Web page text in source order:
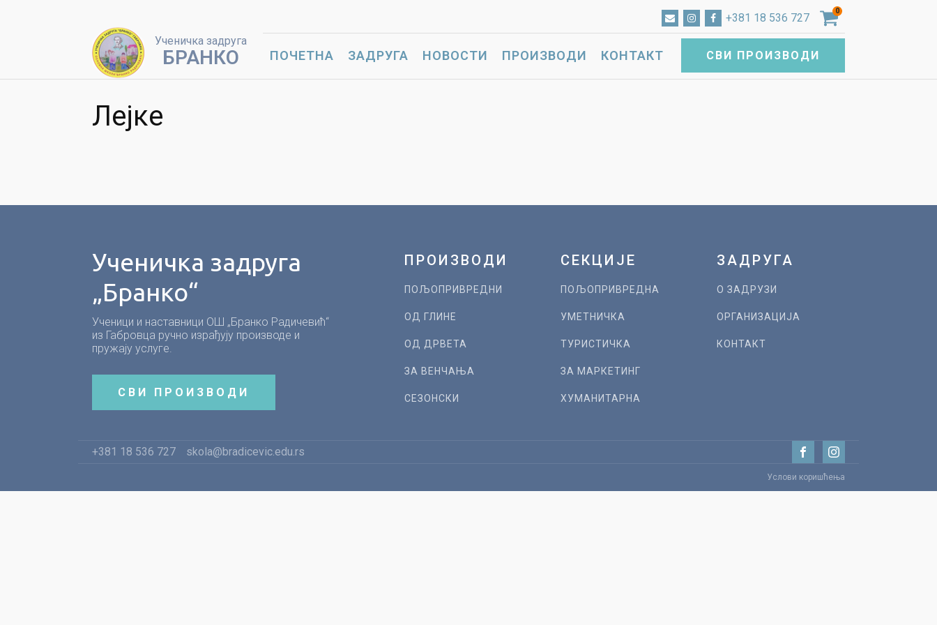
+381 18 536 727
0
Ученичка задруга
БРАНКО ПОЧЕТНА ЗАДРУГА НОВОСТИ ПРОИЗВОДИ КОНТАКТ СВИ ПРОИЗВОДИ
Лејке
Ученичка задруга
„Бранко“
Ученици и наставници ОШ „Бранко Радичевић“
из Габровца ручно израђују производе и
пружају услуге.
СВИ ПРОИЗВОДИ
ПРОИЗВОДИ
ПОЉОПРИВРЕДНИ
ОД ГЛИНЕ
ОД ДРВЕТА
ЗА ВЕНЧАЊА
СЕЗОНСКИ
СЕКЦИЈЕ
ПОЉОПРИВРЕДНА
УМЕТНИЧКА
ТУРИСТИЧКА
ЗА МАРКЕТИНГ
ХУМАНИТАРНА
ЗАДРУГА
О ЗАДРУЗИ
ОРГАНИЗАЦИЈА
КОНТАКТ
+381 18 536 727 skola@bradicevic.edu.rs
Услови коришћења